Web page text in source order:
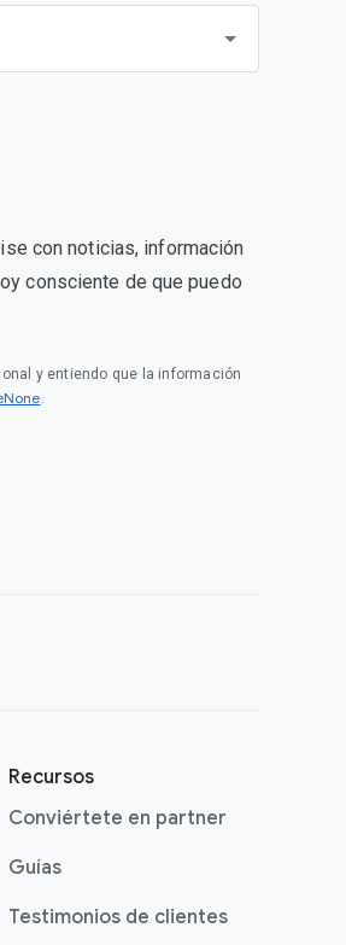
con noticias, información
consciente de que puedo
y entiendo que la información
.
Recursos
Conviértete en partner
Guías
Testimonios de clientes